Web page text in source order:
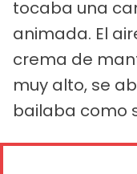
tocaba una
animada. El
crema de
muy alto, se
bailaba como